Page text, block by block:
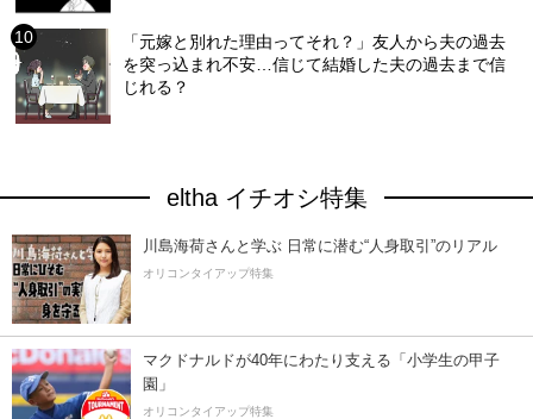
「元嫁と別れた理由ってそれ？」友人から夫の過去
を突っ込まれ不安…信じて結婚した夫の過去まで信
じれる？
eltha イチオシ特集
川島海荷さんと学ぶ 日常に潜む“人身取引”のリアル
オリコンタイアップ特集
マクドナルドが40年にわたり支える「小学生の甲子
園」
オリコンタイアップ特集